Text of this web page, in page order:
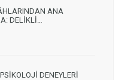
ANA
DELİKLİ…
DENEYLERİ